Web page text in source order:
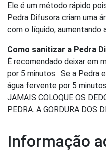
Ele é um método rápido
Pedra Difusora criam uma
com o líquido, aumentando
Como sanitizar a Pedra
É recomendado deixar em
por 5 minutos. Se a Pedra
água fervente por 5
JAMAIS COLOQUE OS
PEDRA. A GORDURA DOS
Informação